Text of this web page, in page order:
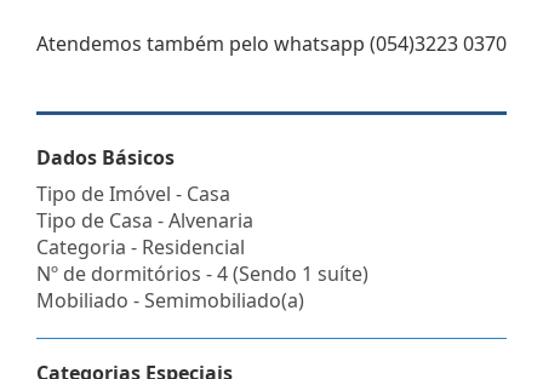
Atendemos também pelo whatsapp (054)3223 0370
Dados Básicos
Tipo de Imóvel - Casa
Tipo de Casa - Alvenaria
Categoria - Residencial
Nº de dormitórios - 4 (Sendo 1 suíte)
Mobiliado - Semimobiliado(a)
Categorias Especiais